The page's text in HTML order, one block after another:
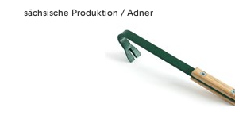
sächsische Produktion / Adner